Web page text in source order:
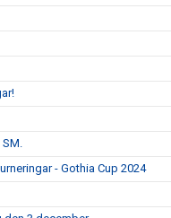
- Gothia Cup 2024